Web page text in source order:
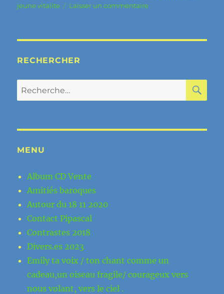
le
jeune vitalite
Laisser un commentairesur
RECHERCHER
Recherche
pour :
MENU
Album CD Vente
Amitiés baroques
Autour du 18 11 2020
Contact Pipascal
Contrastes 2018
Divers.es 2023
Emily ta voix / ton chant comme un
cadeau,un oiseau fragile/ courageux vers
nous volant, vers le ciel .